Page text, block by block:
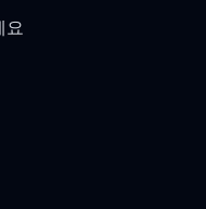
요